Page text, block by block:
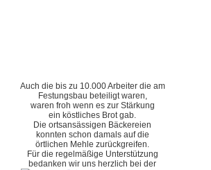
Auch die bis zu 10.000 Arbeiter die am
Festungsbau beteiligt waren,
waren froh wenn es zur Stärkung
ein köstliches Brot gab.
Die ortsansässigen Bäckereien
konnten schon damals auf die
örtlichen Mehle zurückgreifen.
Für die regelmäßige Unterstützung
bedanken wir uns herzlich bei der